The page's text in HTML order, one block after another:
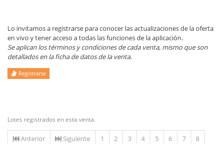
Lo invitamos a registrarse para conocer las actualizaciones de la oferta
en vivo y tener acceso a todas las funciones de la aplicación.
Se aplican los términos y condiciones de cada venta, mismo que son
detallados en la ficha de datos de la venta.
Registrarse
Lotes registrados en esta venta.
Anterior Siguiente 1 2 3 4 5 6 7
8